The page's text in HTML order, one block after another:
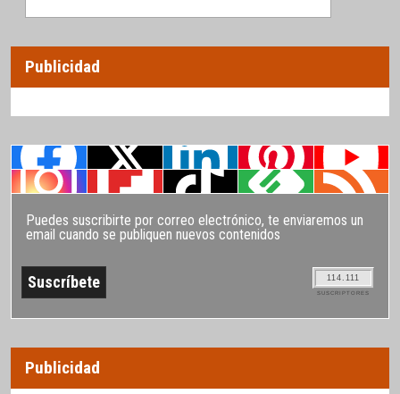
Publicidad
Puedes suscribirte por correo electrónico, te enviaremos un
email cuando se publiquen nuevos contenidos
114.111
SUSCRIPTORES
Publicidad